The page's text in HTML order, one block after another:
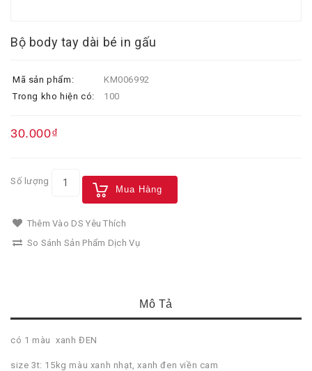
Bộ body tay dài bé in gấu
Mã sản phẩm:
KM006992
Trong kho hiện có:
100
30.000₫
Số lượng
Mua Hàng
Thêm Vào DS Yêu Thích
So Sánh Sản Phẩm Dịch Vụ
Mô Tả
có 1 màu xanh ĐEN
size 3t: 15kg màu xanh nhạt, xanh đen viền cam